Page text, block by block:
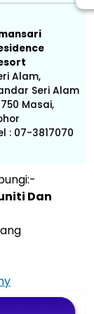
Alam,
Seri Alam
Masai,
: 07-3817070
Dan